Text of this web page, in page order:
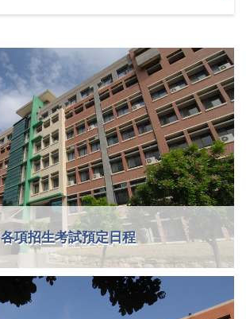
各項招生考試預定日程